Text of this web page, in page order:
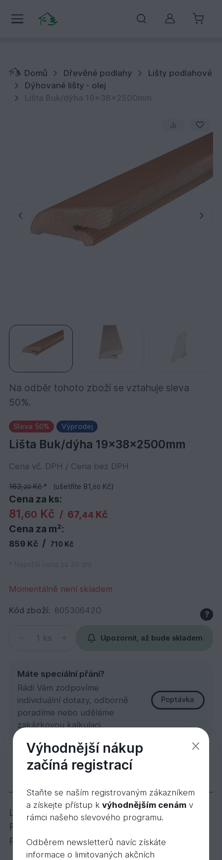
Můj účet
Domů Dřevěné podlahy
Lišty podlahové
Dýhované lišty - olej
Lišta Buk/dýha 19x38x2500mm
Na odběr tohoto zboží se vztahuje sleva
50%.
Sleva 50% Výprodej
Lišta Buk/dýha 19x38x2500mm
Cena vč. DPH / Cena bez DPH
163,20Kč* (ušetříte 81,60 Kč)
Cena za ks:
81,60 Kč / 67,44 Kč
Cena za m²:
859 Kč / 710 Kč
Momentálně není skladem
Kód zboží: 80530642O ?
ks Upozornit, až bude skladem
Máte speciální přání?
Rádi Vám zodpovíme
individuální dotazy, odborně
poradíme nebo uděláme
zakázkovou kalkulaci.
Poptávka
Lišta Buk/dýha 19x38x2500mm
81,60Kč 134,88 Kč
Lišta je vyrobena ze dřeva BUK.
Rozměr: 19x38x2500 mm
Povrchová úprava: olej
Výhodnější nákup
začíná registrací
Staňte se naším registrovaným zákazníkem
a získejte přístup k výhodnějším cenámv
rámci našeho slevového programu.
Odběrem newsletterů navíc získáte
informace o limitovaných akčních